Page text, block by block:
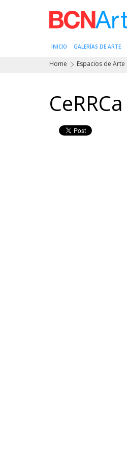
INICIO GALERÍAS DE ARTE
Home Espacios de Arte
CeRRCa